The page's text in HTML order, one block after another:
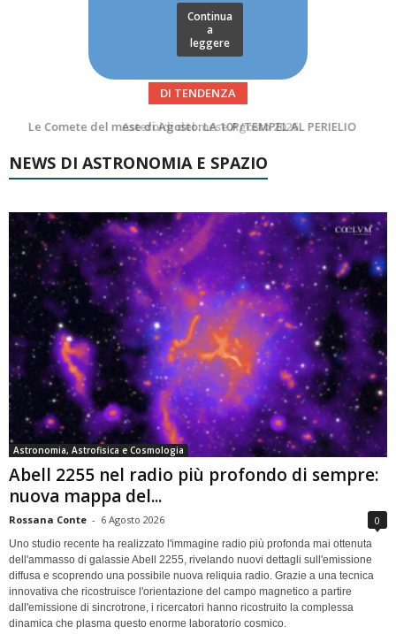
Continua
a
leggere
DI TENDENZA
Asteroidi del mese Agosto 2026
NEWS DI ASTRONOMIA E SPAZIO
Astronomia, Astrofisica e Cosmologia
Abell 2255 nel radio più profondo di sempre:
nuova mappa del...
Rossana Conte - 6 Agosto 2026 0
Uno studio recente ha realizzato l'immagine radio più profonda mai ottenuta
dell'ammasso di galassie Abell 2255, rivelando nuovi dettagli sull'emissione
diffusa e scoprendo una possibile nuova reliquia radio. Grazie a una tecnica
innovativa che ricostruisce l'orientazione del campo magnetico a partire
dall'emissione di sincrotrone, i ricercatori hanno ricostruito la complessa
dinamica che plasma questo enorme laboratorio cosmico.